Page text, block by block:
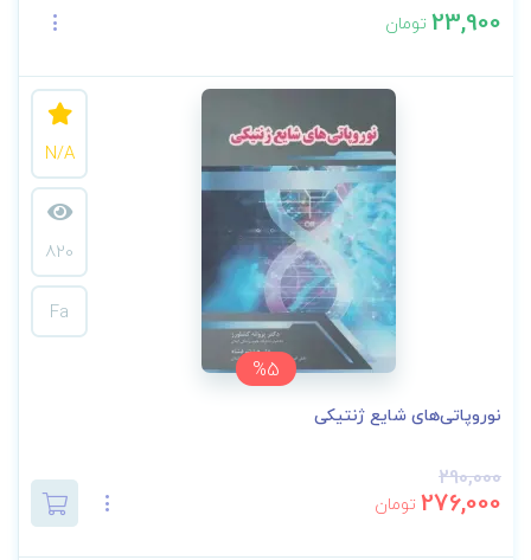
23,900تومان
%5
N/A
820
Fa
نوروپاتی‌های شایع ژنتیکی
290,000
276,000 تومان